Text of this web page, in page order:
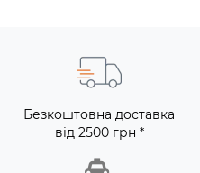
Безкоштовна доставка
від 2500 грн *